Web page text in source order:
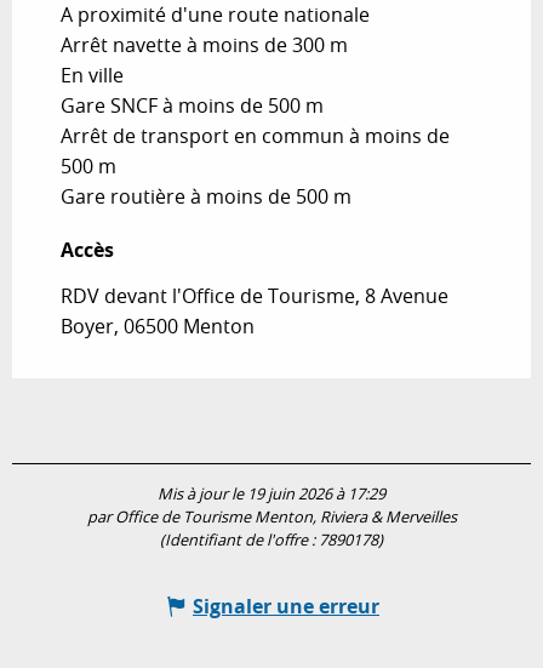
A proximité d'une route nationale
Arrêt navette à moins de 300 m
En ville
Gare SNCF à moins de 500 m
Arrêt de transport en commun à moins de
500 m
Gare routière à moins de 500 m
Accès
Accès
RDV devant l'Office de Tourisme, 8 Avenue
Boyer, 06500 Menton
Mis à jour le 19 juin 2026 à 17:29
par Office de Tourisme Menton, Riviera & Merveilles
(Identifiant de l'offre : 7890178)
Signaler une erreur